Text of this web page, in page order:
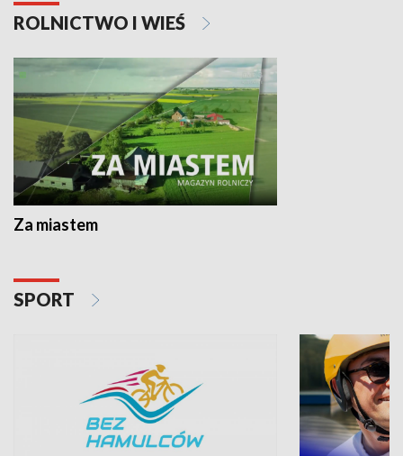
ROLNICTWO I WIEŚ
Za miastem
SPORT